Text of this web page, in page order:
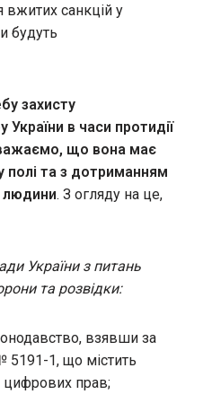
вжитих санкцій у
будуть
захисту
України в часи протидії
що вона має
полі та з дотриманням
людини. З огляду на це,
України з питань
та розвідки:
взявши за
5191-1, що містить
прав;